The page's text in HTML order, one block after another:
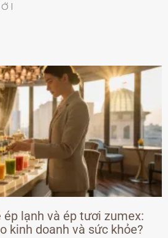
ép lạnh và ép tươi zumex:
kinh doanh và sức khỏe?